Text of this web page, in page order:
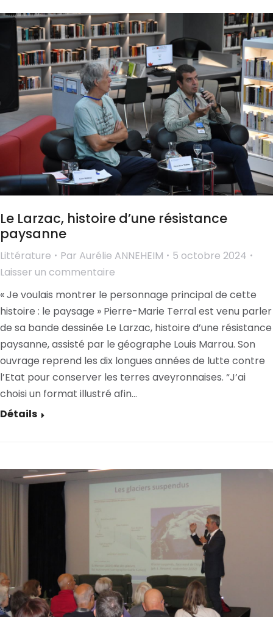
Le Larzac, histoire d’une résistance
paysanne
Littérature Par Aurélie ANNEHEIM
5 octobre 2024
Laisser un commentaire
« Je voulais montrer le personnage principal de cette
histoire : le paysage » Pierre-Marie Terral est venu parler
de sa bande dessinée Le Larzac, histoire d’une résistance
paysanne, assisté par le géographe Louis Marrou. Son
ouvrage reprend les dix longues années de lutte contre
l’Etat pour conserver les terres aveyronnaises. “J’ai
choisi un format illustré afin…
Détails